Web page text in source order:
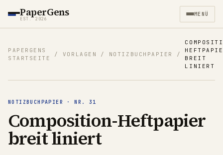
PaperGens
EST. 2026
MENÜ
PAPERGENS
STARTSEITE
/ VORLAGEN / NOTIZBUCHPAPIER /
BREIT
LINIERT
NOTIZBUCHPAPIER ·NR. 31
Composition-Heftpapier
breit liniert